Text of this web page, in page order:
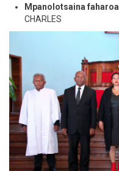
Mpanolotsaina faharoa
CHARLES